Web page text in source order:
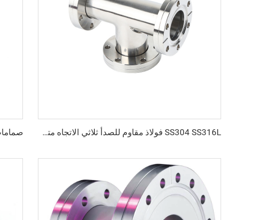
SS304 SS316L فولاذ مقاوم للصدأ ثلاثي الاتجاه متساوي الشُعب من نوع CF قابل للدوران CF16-CF100 فراغ عالي بثقوب عابرة 3/4"-4" تركيبة شفة عالية الجودة قابلة للدوران/ثابتة محول على شكل حرف T ثلاثي الاتجاه